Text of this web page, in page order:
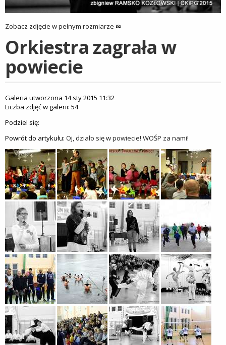
Zobacz zdjęcie w pełnym rozmiarze
Orkiestra zagrała w
powiecie
Galeria utworzona 14 sty 2015 11:32
Liczba zdjęć w galerii: 54
Podziel się:
Powrót do artykułu: Oj, działo się w powiecie! WOŚP za nami!